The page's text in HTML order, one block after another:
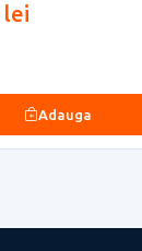
lei
Adauga